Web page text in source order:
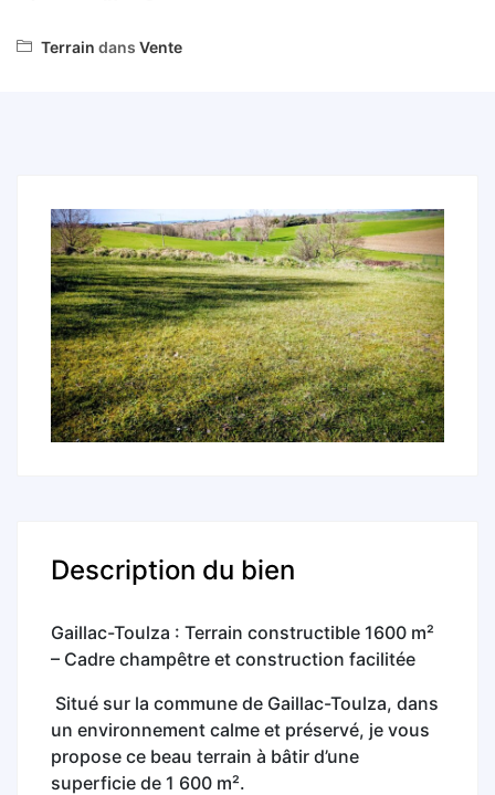
Terrain dans Vente
Description du bien
Gaillac-Toulza : Terrain constructible 1600 m²
– Cadre champêtre et construction facilitée
Situé sur la commune de Gaillac-Toulza, dans
un environnement calme et préservé, je vous
propose ce beau terrain à bâtir d’une
superficie de 1 600 m².